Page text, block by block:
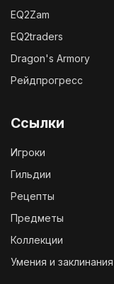
EQ2Zam
EQ2traders
Dragon's Armory
Рейдпрогресс
Ссылки
Игроки
Гильдии
Рецепты
Предметы
Коллекции
Умения и заклинания